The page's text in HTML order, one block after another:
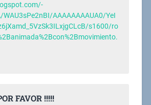
WAU3sPe2nBI/AAAAAAAAUA0/YeI
s1600/ro
FAVOR !!!!!